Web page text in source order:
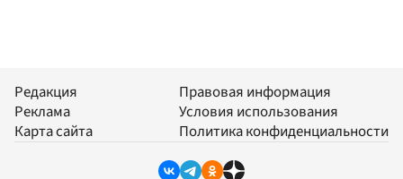
Редакция
Реклама
Карта сайта
Правовая информация
Условия использования
Политика конфиденциальности